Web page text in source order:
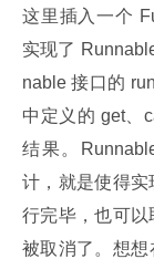
这里插入一个
实现了
nable 接口的
中定义的 get、
结果。
计，就是使得实
行完毕，也可
被取消了。想想